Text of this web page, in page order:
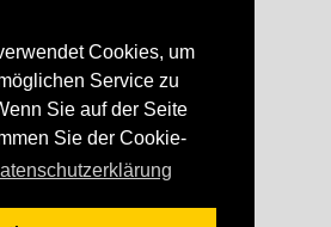
Cookies, um
Service zu
Sie auf der Seite
Sie der Cookie-